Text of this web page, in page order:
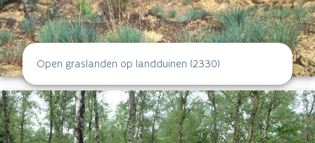
Open graslanden op landduinen (2330)